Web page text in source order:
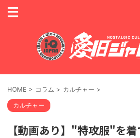
HOME > コラム > カルチャー >
カルチャー
【動画あり】"特攻服"を